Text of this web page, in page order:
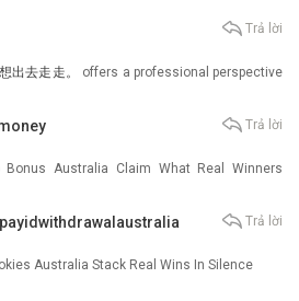
出去走走。
offers a professional perspective
Trả lời
Bonus Australia Claim What Real Winners
Trả lời
Australia Stack Real Wins In Silence
Trả lời